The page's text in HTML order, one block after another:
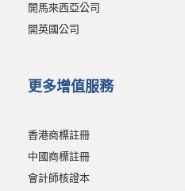
開馬來西亞公司
開英國公司
更多增值服務
香港商標註冊
中國商標註冊
會計師核證本